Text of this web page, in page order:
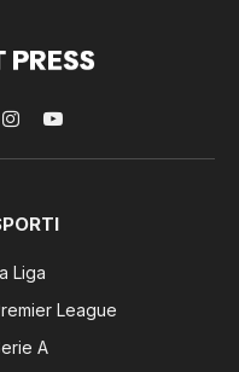
InstagramYouTube
Liga
League
A